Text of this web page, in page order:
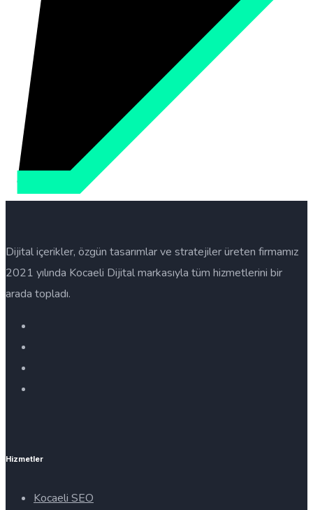
Dijital içerikler, özgün tasarımlar ve stratejiler üreten firmamız
2021 yılında Kocaeli Dijital markasıyla tüm hizmetlerini bir
arada topladı.
Hizmetler
Kocaeli SEO